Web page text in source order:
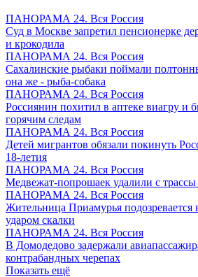
ПАНОРАМА 24. Вся Россия
Суд в Москве запретил пенсионерке
и крокодила
ПАНОРАМА 24. Вся Россия
Сахалинские рыбаки поймали
она же - рыба-собака
ПАНОРАМА 24. Вся Россия
Россиянин похитил в аптеке виагру и
горячим следам
ПАНОРАМА 24. Вся Россия
Детей мигрантов обязали покинуть
18-летия
ПАНОРАМА 24. Вся Россия
Медвежат-попрошаек удалили с
ПАНОРАМА 24. Вся Россия
Жительница Приамурья
ударом скалки
ПАНОРАМА 24. Вся Россия
В Домодедово задержали
контрабандных черепах
Показать ещё